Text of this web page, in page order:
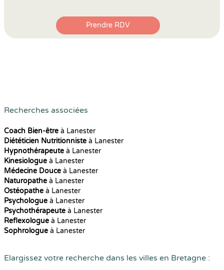
Prendre RDV
Recherches associées
Coach Bien-être à Lanester
Diététicien Nutritionniste à Lanester
Hypnothérapeute à Lanester
Kinesiologue à Lanester
Médecine Douce à Lanester
Naturopathe à Lanester
Ostéopathe à Lanester
Psychologue à Lanester
Psychothérapeute à Lanester
Reflexologue à Lanester
Sophrologue à Lanester
Elargissez votre recherche dans les villes en Bretagne :